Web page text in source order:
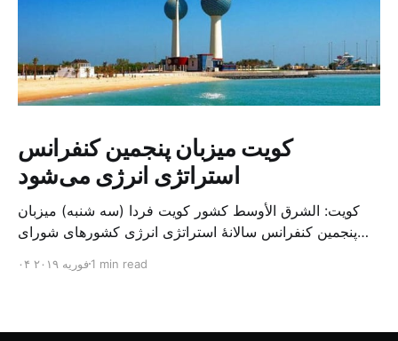
کویت میزبان پنجمین کنفرانس
استراتژی انرژی می‌شود
کویت: الشرق الأوسط کشور کویت فردا (سه شنبه) میزبان
پنجمین کنفرانس سالانهٔ استراتژی انرژی کشورهای شورای
متخصص از شرکت‌های جهانی نفت و گاز در این کنفرانس
۰۴ فوریه ۲۰۱۹1 min read